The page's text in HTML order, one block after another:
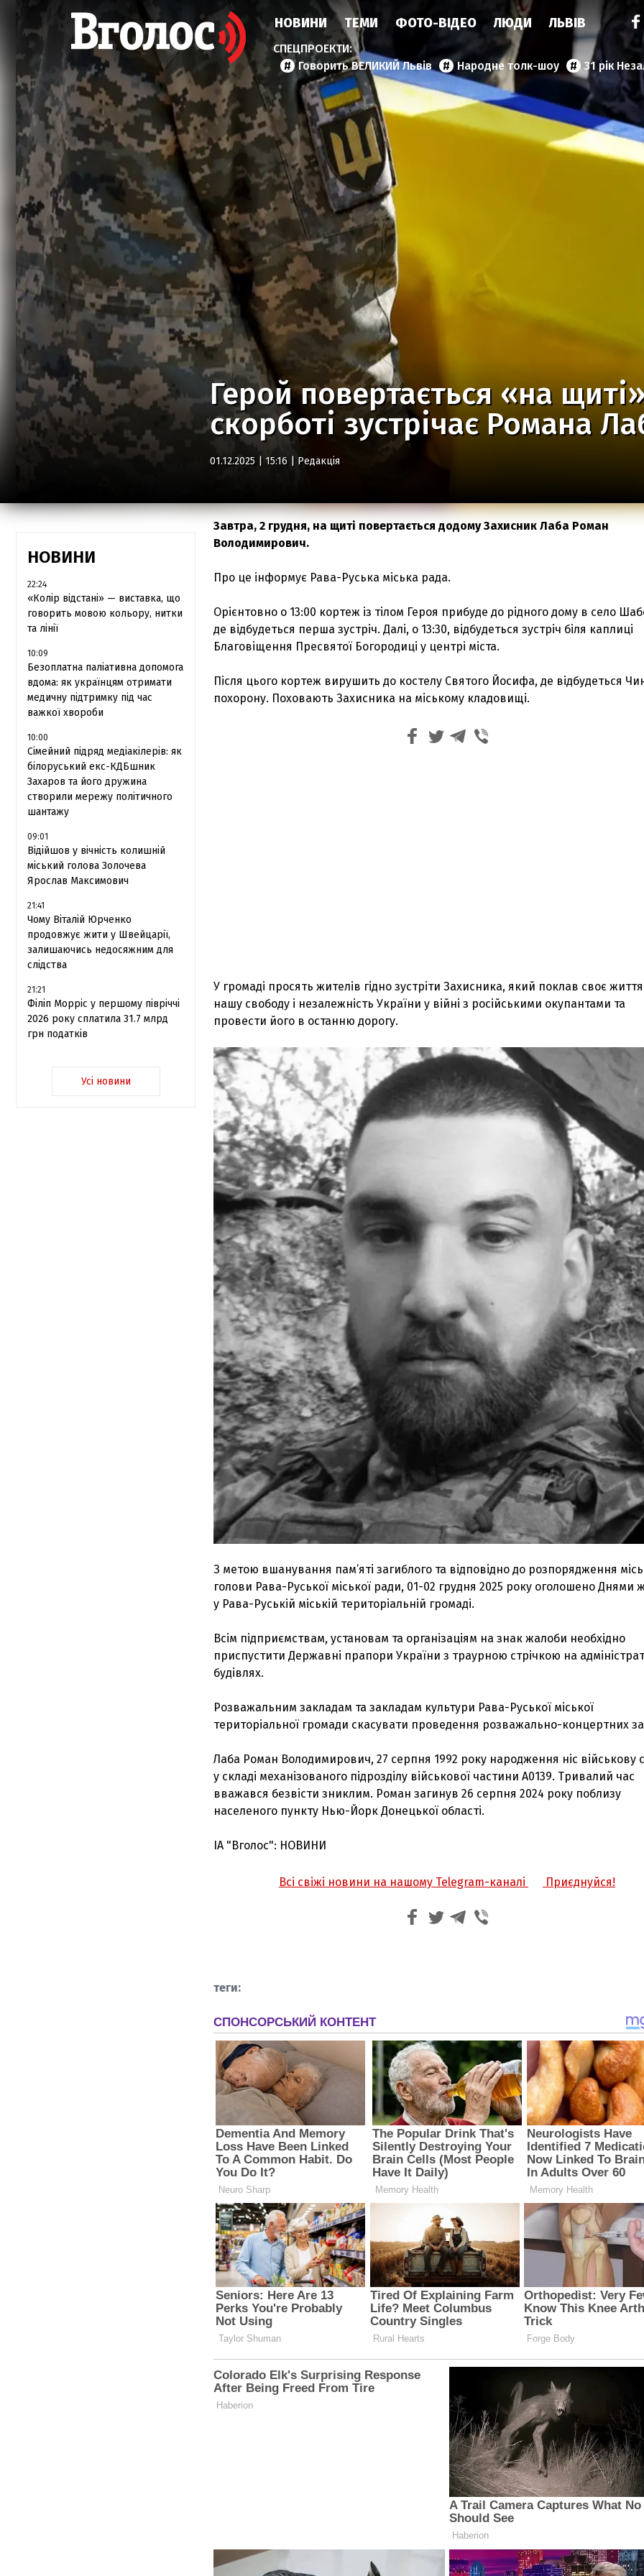
НОВИНИ ТЕМИ ФОТО-ВІДЕО ЛЮДИ ЛЬВІВ
Говорить ВЕЛИКИЙ Львів Народне толк-шоу 31 рік
Герой повертається «на
скорботі зустрічає Романа
01.12.2025 | 15:16 | Редакція
НОВИНИ
22:24
«Колір відстані» — виставка, що
говорить мовою кольору, нитки
та лінії
10:09
Безоплатна паліативна допомога
вдома: як українцям отримати
медичну підтримку під час
важкої хвороби
10:00
Сімейний підряд медіакілерів: як
білоруський екс-КДБшник
Захаров та його дружина
створили мережу політичного
шантажу
09:01
Відійшов у вічність колишній
міський голова Золочева
Ярослав Максимович
21:41
Чому Віталій Юрченко
продовжує жити у Швейцарії,
залишаючись недосяжним для
слідства
21:21
Філіп Морріс у першому півріччі
2026 року сплатила 31.7 млрд
грн податків
Усі новини
Завтра, 2 грудня, на щиті повертається додому Захисник Лаба Роман
Володимирович.
Про це інформує Рава-Руська міська рада.
Орієнтовно о 13:00 кортеж із тілом Героя прибуде до рідного дому в село
де відбудеться перша зустріч. Далі, о 13:30, відбудеться зустріч біля каплиці
Благовіщення Пресвятої Богородиці у центрі міста.
Після цього кортеж вирушить до костелу Святого Йосифа, де відбудеться
похорону. Поховають Захисника на міському кладовищі.
У громаді просять жителів гідно зустріти Захисника, який поклав своє
нашу свободу і незалежність України у війні з російськими окупантами та
провести його в останню дорогу.
З метою вшанування пам’яті загиблого та відповідно до розпорядження
голови Рава-Руської міської ради, 01-02 грудня 2025 року оголошено Днями
у Рава-Руській міській територіальній громаді.
Всім підприємствам, установам та організаціям на знак жалоби необхідно
приспустити Державні прапори України з траурною стрічкою на
будівлях.
Розважальним закладам та закладам культури Рава-Руської міської
територіальної громади скасувати проведення розважально-концертних
Лаба Роман Володимирович, 27 серпня 1992 року народження ніс військову
у складі механізованого підрозділу військової частини А0139. Тривалий час
вважався безвісти зниклим. Роман загинув 26 серпня 2024 року поблизу
населеного пункту Нью-Йорк Донецької області.
ІА "Вголос": НОВИНИ
Всі свіжі новини на нашому Telegram-каналі Приєднуйся!
З'явилося відео знищеного ворожого